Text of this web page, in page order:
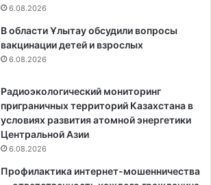
6.08.2026
В области Ұлытау обсудили вопросы
вакцинации детей и взрослых
6.08.2026
Радиоэкологический мониторинг
приграничных территорий Казахстана в
условиях развития атомной энергетики
Центральной Азии
6.08.2026
Профилактика интернет-мошенничества